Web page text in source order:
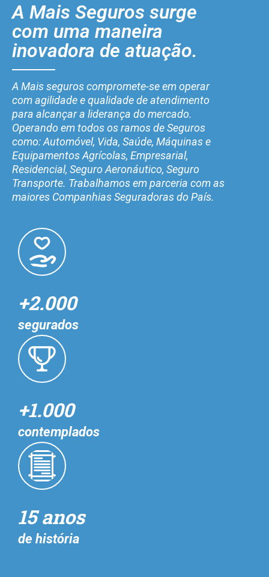
A Mais Seguros surge
com uma maneira
inovadora de atuação.
A Mais seguros compromete-se em operar
com agilidade e qualidade de atendimento
para alcançar a liderança do mercado.
Operando em todos os ramos de Seguros
como: Automóvel, Vida, Saúde, Máquinas e
Equipamentos Agrícolas, Empresarial,
Residencial, Seguro Aeronáutico, Seguro
Transporte. Trabalhamos em parceria com as
maiores Companhias Seguradoras do País.
+2.000
segurados
+1.000
contemplados
15 anos
de história